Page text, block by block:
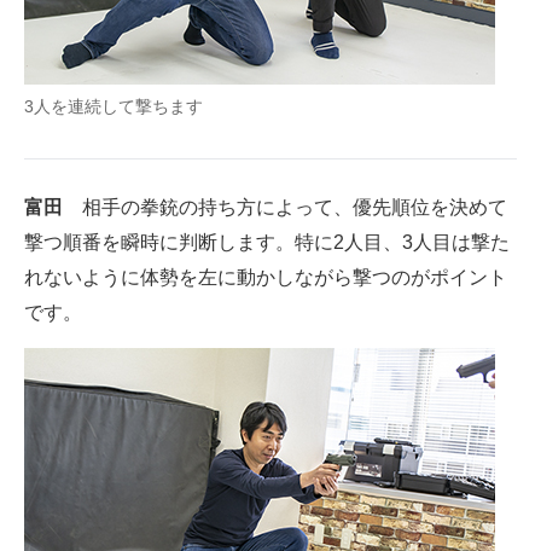
3人を連続して撃ちます
富田
相手の拳銃の持ち方によって、優先順位を決めて
撃つ順番を瞬時に判断します。特に2人目、3人目は撃た
れないように体勢を左に動かしながら撃つのがポイント
です。